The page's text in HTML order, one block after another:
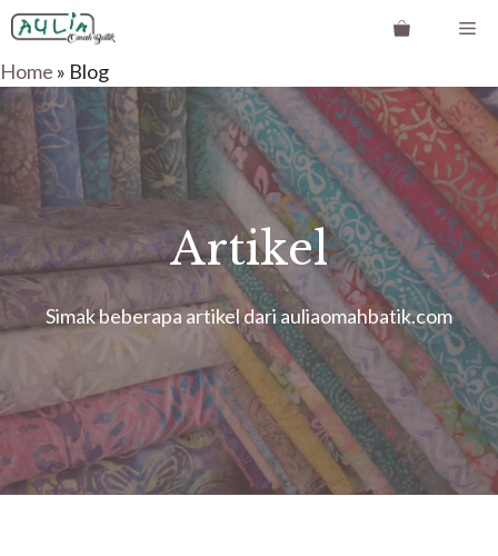
Langsung
ke
isi
Home » Blog
Artikel
Simak beberapa artikel dari auliaomahbatik.com